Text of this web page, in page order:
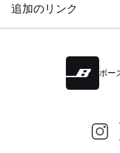
追加のリンク
ボー